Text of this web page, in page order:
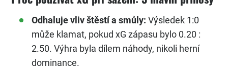
Odhaluje vliv štěstí a smůly: Výsledek 1:0
může klamat, pokud xG zápasu bylo 0.20 :
2.50. Výhra byla dílem náhody, nikoli herní
dominance.